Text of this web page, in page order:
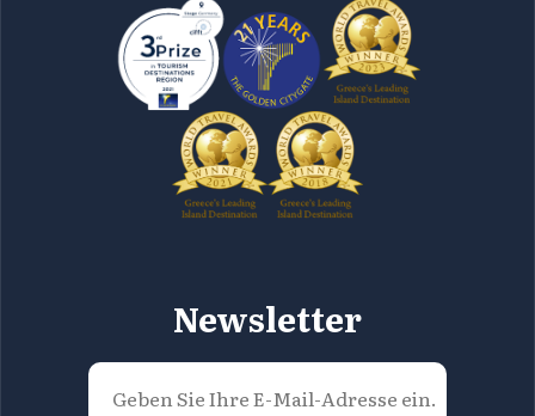
Newsletter